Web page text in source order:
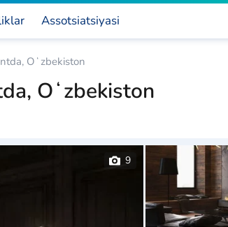
Assotsiatsiyasi
Oʻzbekiston
Oʻzbekiston
9